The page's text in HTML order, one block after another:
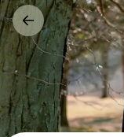
कंटेंटवर
जा